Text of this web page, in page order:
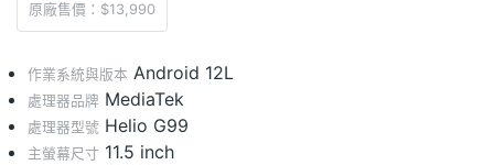
原廠售價：$13,990
作業系統與版本 Android 12L
處理器品牌 MediaTek
處理器型號 Helio G99
主螢幕尺寸 11.5 inch